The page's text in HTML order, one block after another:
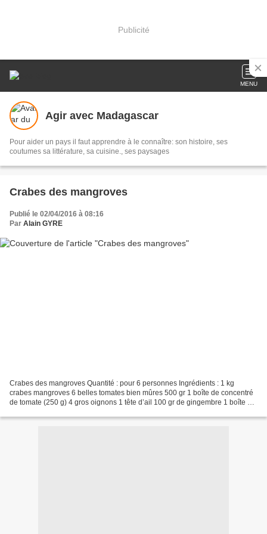
Publicité
MENU
Agir avec Madagascar
Pour aider un pays il faut apprendre à le connaître: son histoire, ses
coutumes sa littérature, sa cuisine., ses paysages
Crabes des mangroves
Publié le 02/04/2016 à 08:16
Par Alain GYRE
Crabes des mangroves Quantité : pour 6 personnes Ingrédients : 1 kg
crabes mangroves 6 belles tomates bien mûres 500 gr 1 boîte de concentré
de tomate (250 g) 4 gros oignons 1 tête d’ail 100 gr de gingembre 1 boîte de